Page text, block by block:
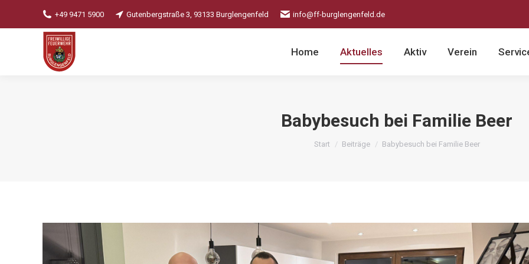
+49 9471 5900 Gutenbergstraße 3, 93133 Burglengenfeld info@ff-burglengenfeld.de
Home Aktuelles Aktiv Verein
Babybesuch bei Familie Beer
Sie befinden sich hier:
Start Beiträge Babybesuch bei Familie Beer